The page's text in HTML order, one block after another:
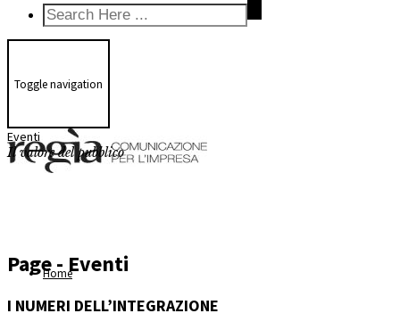
Toggle navigation
Home
Eventi
Il valore del pubblico
Page - Eventi
I NUMERI DELL’INTEGRAZIONE